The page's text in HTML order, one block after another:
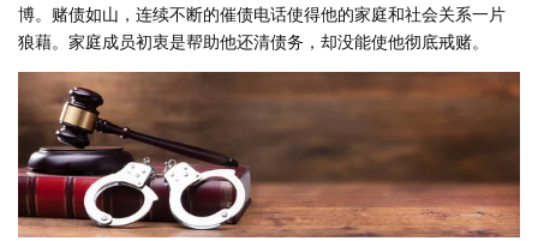
博。赌债如山，连续不断的催债电话使得他的家庭和社会关系一片
狼藉。家庭成员初衷是帮助他还清债务，却没能使他彻底戒赌。